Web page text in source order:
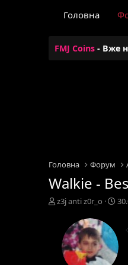
Головна
FMJ Coins - Вже
Головна Форум
Walkie -
А
z3j anti z0r_o
Д
с
т